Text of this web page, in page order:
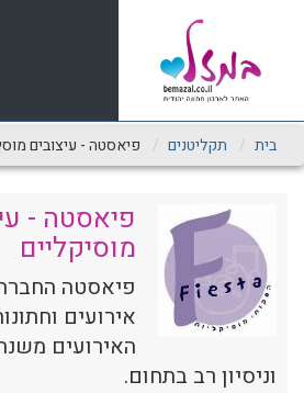
מַעֲרֶכֶת
בִּקְלִיק
בית תקליטנים פיאסטה - עיצובים
פיאסטה -
מוסיקליים
פיאסטה
אירועים
וניסיון רב בתחום.